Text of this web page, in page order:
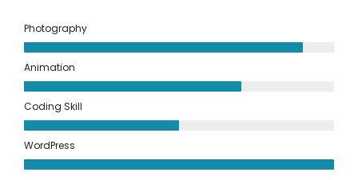
Photography
Animation
Coding Skill
WordPress